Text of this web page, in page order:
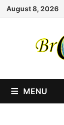
Skip
August 8, 2026
MENU